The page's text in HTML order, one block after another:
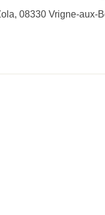
08330 Vrigne-aux-